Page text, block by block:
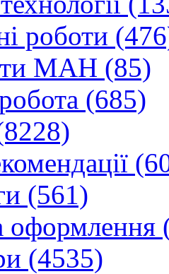
роботи
МАН (85)
(685)
(561)
оформлення
(4535)